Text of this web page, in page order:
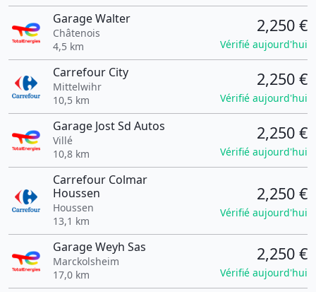
Garage Walter
Châtenois
4,5 km
2,250 €
Vérifié aujourd'hui
Carrefour City
Mittelwihr
10,5 km
2,250 €
Vérifié aujourd'hui
Garage Jost Sd Autos
Villé
10,8 km
2,250 €
Vérifié aujourd'hui
Carrefour Colmar
Houssen
Houssen
13,1 km
2,250 €
Vérifié aujourd'hui
Garage Weyh Sas
Marckolsheim
17,0 km
2,250 €
Vérifié aujourd'hui